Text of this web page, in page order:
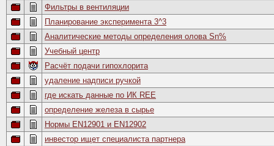
Фильтры в вентиляции
Планирование эксперимента 3^3
Аналитические методы определения олова Sn%
Учебный центр
Расчёт подачи гипохлорита
удаление надписи ручкой
где искать данные по ИК REE
определение железа в сырье
Нормы EN12901 и EN12902
инвестор ищет специалиста партнера